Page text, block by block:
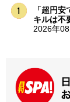
「超円
キルは不
2026年